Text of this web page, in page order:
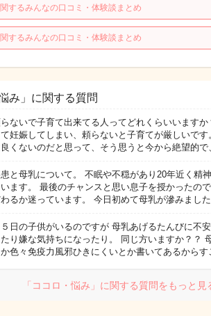
するみんなの口コミ・体験談まとめ
するみんなの口コミ・体験談まとめ
み」に関する質問
ないで子育て出来てる人ってどれくらいいます
妊娠してしまい、頼らないと子育てが厳しいで
くないのだと思って、そう思うと今から絶望的
と母乳について。 不眠や不穏があり20年近く精
ます。 最後のチャンスと思い息子を授かったの
るか迷っています。 今日初めて母乳が滲みまし
日の子供がいるのですが 母乳あげるたんびに不
り嫌な気持ちになったり。 同じ方いますか？？
色々免疫力風邪ひきにくいとか書いてあるから
「ココロ・悩み」に関する質問をもっと見